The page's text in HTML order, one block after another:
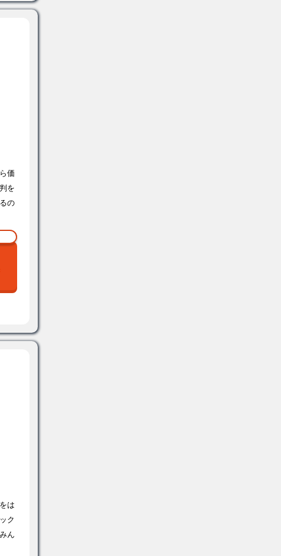
価
を
の
は
ク
ん